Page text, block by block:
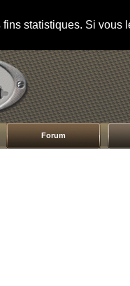
statistiques. Si
Forum